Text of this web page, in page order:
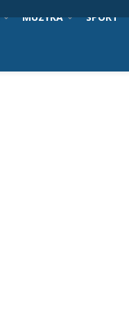
MUZYKA SPORT